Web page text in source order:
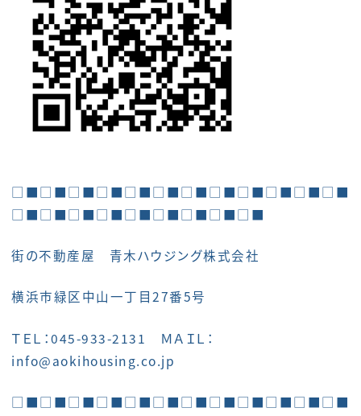
□■□■□■□■□■□■□■□■□■□■□■□■
□■□■□■□■□■□■□■□■□■
街の不動産屋 青木ハウジング株式会社
横浜市緑区中山一丁目27番5号
ＴＥＬ：045-933-2131 ＭＡＩＬ：
info@aokihousing.co.jp
□■□■□■□■□■□■□■□■□■□■□■□■